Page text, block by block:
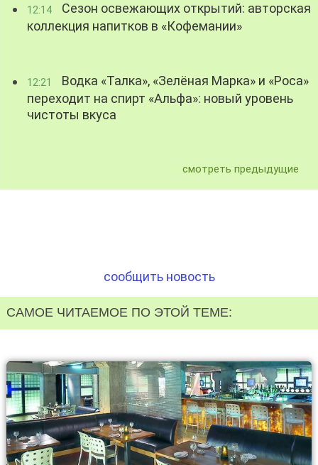
12:14
Сезон освежающих открытий: авторская
коллекция напитков в «Кофемании»
12:21
Водка «Талка», «Зелёная Марка» и «Роса»
переходит на спирт «Альфа»: новый уровень
чистоты вкуса
смотреть предыдущие
сообщить новость
САМОЕ ЧИТАЕМОЕ ПО ЭТОЙ ТЕМЕ: